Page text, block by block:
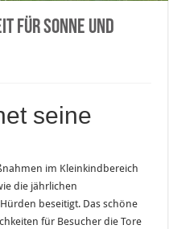
für Sonne und
seine
im Kleinkindbereich
die jährlichen
beseitigt. Das schöne
für Besucher die Tore